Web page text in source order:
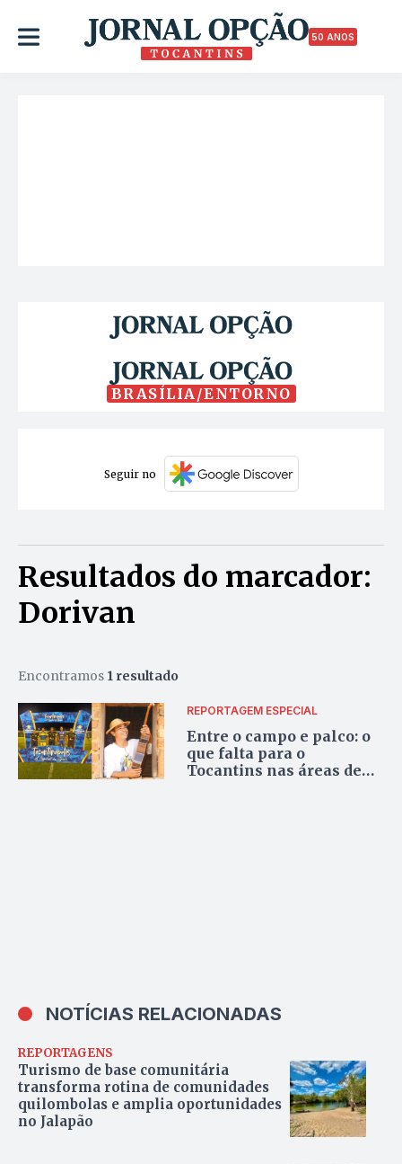
50 ANOS
BRASÍLIA/ENTORNO
Seguir no
Resultados do marcador:
Dorivan
Encontramos 1 resultado
REPORTAGEM ESPECIAL
Entre o campo e palco: o
que falta para o
Tocantins nas áreas de
NOTÍCIAS RELACIONADAS
REPORTAGENS
Turismo de base comunitária
transforma rotina de comunidades
quilombolas e amplia oportunidades
no Jalapão